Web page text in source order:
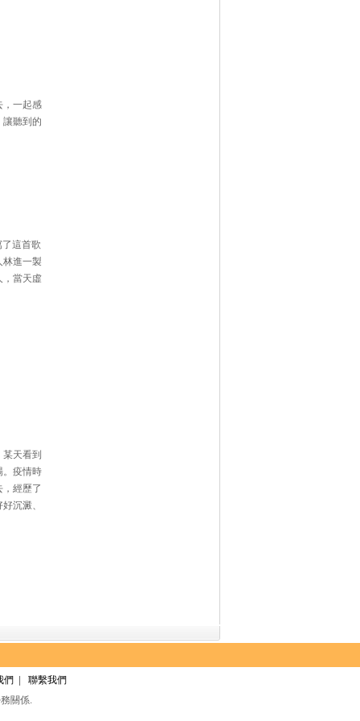
一起感
讓聽到的
這首歌
林進一製
，當天虛
天看到
。疫情時
經歷了
沉澱、
們
聯繫我們
關係.